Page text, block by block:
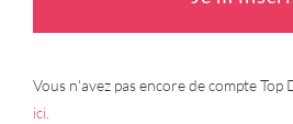
Vous n'avez pas encore de compte Top
ici.